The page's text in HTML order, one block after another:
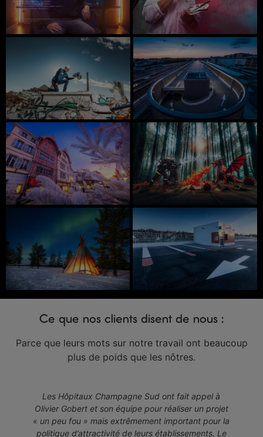
Ce que nos clients disent de nous :
Parce que leurs mots sur notre travail ont beaucoup
plus de poids que les nôtres.
Les Hôpitaux Champagne Sud ont fait appel à
Olivier Gobert et son équipe pour réaliser un projet
« un peu fou » mais extrêmement important pour la
politique d’attractivité de leurs établissements. Le